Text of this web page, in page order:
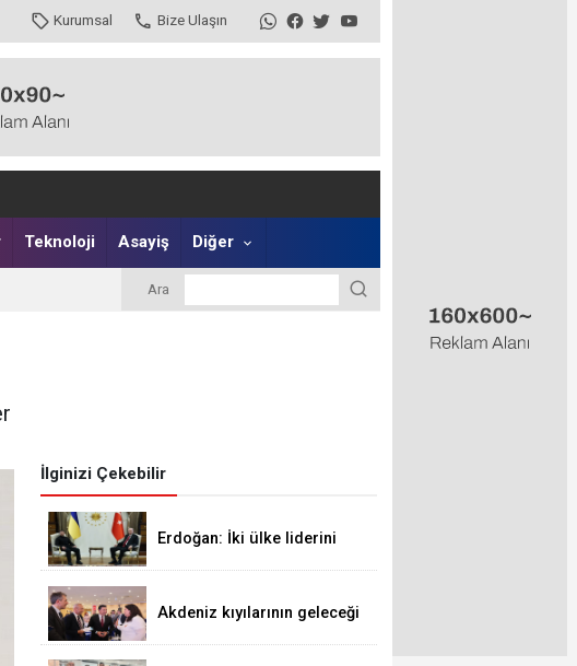
Kurumsal Bize Ulaşın
Teknoloji Asayiş Diğer
Ara
İlginizi Çekebilir
Erdoğan: İki ülke liderini
Akdeniz kıyılarının geleceği